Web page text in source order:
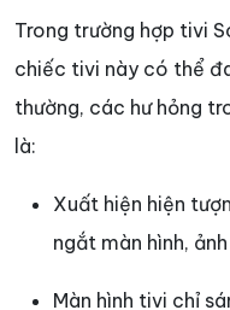
Trong trường hợp tivi
chiếc tivi này có thể
thường, các hư hỏng
là:
Xuất hiện hiện
ngắt màn hình,
Màn hình tivi chỉ